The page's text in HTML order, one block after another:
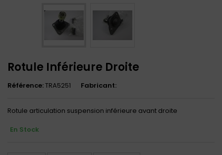
Rotule Inférieure Droite
Référence:TRA5251 Fabricant:
Rotule articulation suspension inférieure avant droite
En Stock